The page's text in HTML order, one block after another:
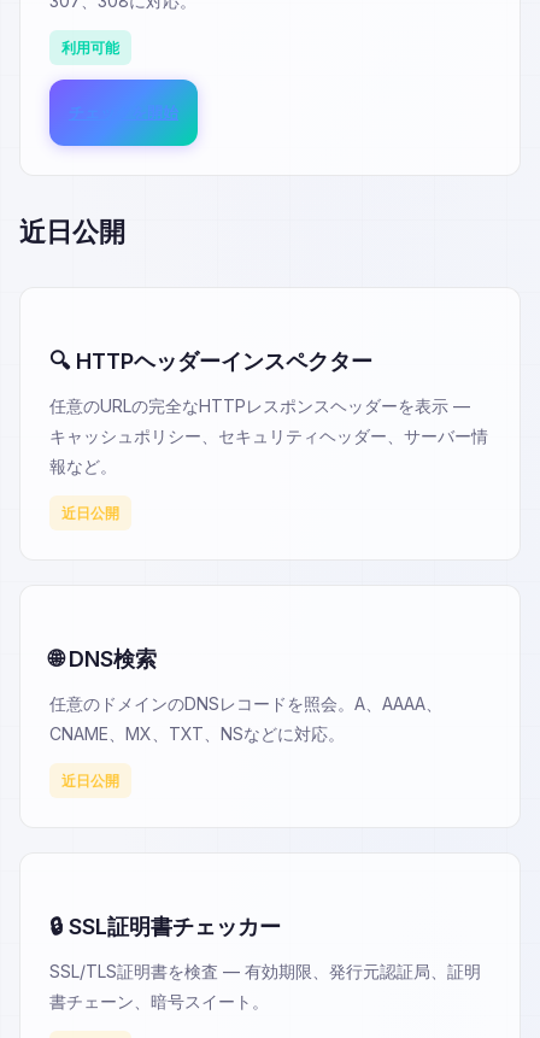
利用可能
チェックを開始
近日公開
🔍 HTTPヘッダーインスペクター
任意のURLの完全なHTTPレスポンスヘッダーを表示 —
キャッシュポリシー、セキュリティヘッダー、サーバー情
報など。
近日公開
🌐 DNS検索
任意のドメインのDNSレコードを照会。A、AAAA、
CNAME、MX、TXT、NSなどに対応。
近日公開
🔒 SSL証明書チェッカー
SSL/TLS証明書を検査 — 有効期限、発行元認証局、証明
書チェーン、暗号スイート。